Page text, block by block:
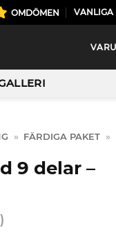
OMDÖMEN VANLIGA
» FÄRDIGA PAKET »
9 delar –